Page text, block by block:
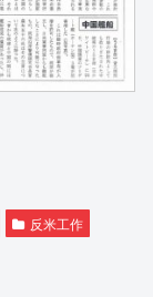
反米工作